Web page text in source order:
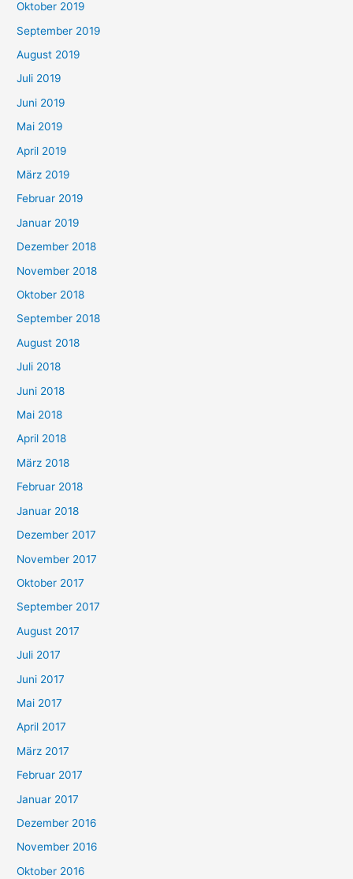
Oktober 2019
September 2019
August 2019
Juli 2019
Juni 2019
Mai 2019
April 2019
März 2019
Februar 2019
Januar 2019
Dezember 2018
November 2018
Oktober 2018
September 2018
August 2018
Juli 2018
Juni 2018
Mai 2018
April 2018
März 2018
Februar 2018
Januar 2018
Dezember 2017
November 2017
Oktober 2017
September 2017
August 2017
Juli 2017
Juni 2017
Mai 2017
April 2017
März 2017
Februar 2017
Januar 2017
Dezember 2016
November 2016
Oktober 2016